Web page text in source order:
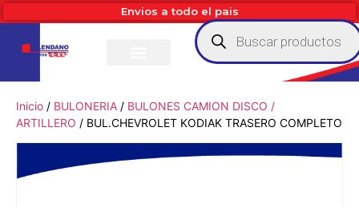
Envios a todo el pais
Inicio / BULONERIA / BULONES CAMION DISCO /
ARTILLERO / BUL.CHEVROLET KODIAK TRASERO COMPLETO